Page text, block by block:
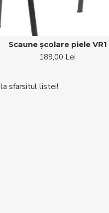
Scaune școlare piele VR1
189,00 Lei
sfarsitul listei!